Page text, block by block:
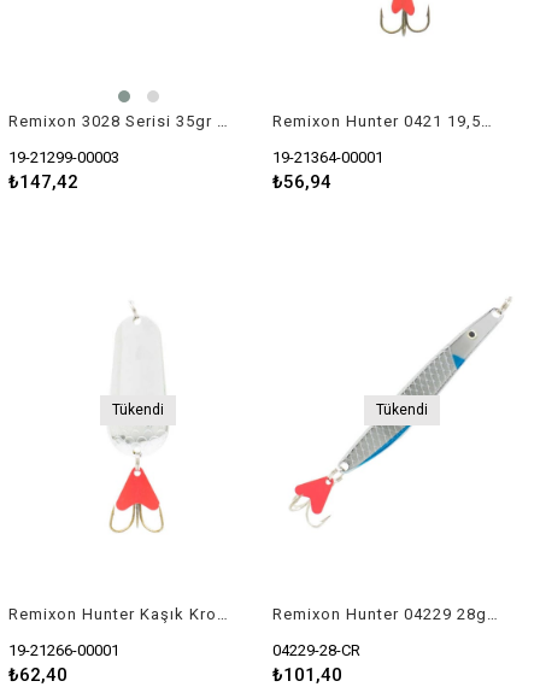
Remixon 3028 Serisi 35gr Kaşık Yem
19-21299-00003
₺147,42
Remixon Hunter 0421 19,5gr Kaşık Krom
19-21364-00001
₺56,94
Tükendi
19-21266-00001
₺62,40
Tükendi
04229-28-CR
₺101,40